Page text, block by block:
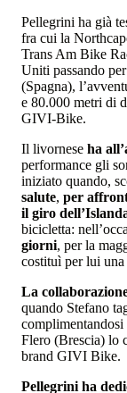
Pellegrini ha già
fra cui la
Trans Am Bike
Uniti passando
(Spagna),
e 80.000 metri di
GIVI-Bike.
Il livornese ha
performance gli
iniziato quando,
salute, per
il giro
bicicletta:
giorni, per la
costituì per lui una
La
quando Stefano
Flero (Brescia) lo
brand GIVI Bike.
Pellegrini ha